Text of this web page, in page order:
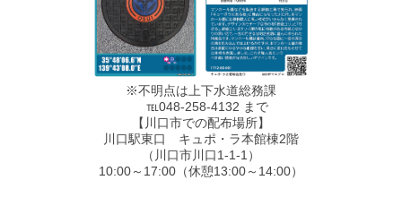
※不明点は上下水道総務課
℡048-258-4132 まで
【川口市での配布場所】
川口駅東口 キュポ・ラ本館棟2階
（川口市川口1-1-1）
10:00～17:00（休憩13:00～14:00）